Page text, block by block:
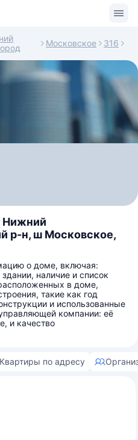
Московское 316
Нижний
р-н, ш Московское,
о доме, включая:
наличие и список
в доме,
такие как год
и использованные
компании: её
и качество
Квартиры по адресу